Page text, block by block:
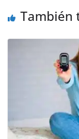
k
También